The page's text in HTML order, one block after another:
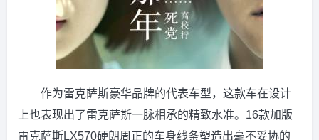
作为雷克萨斯豪华品牌的代表车型，这款车在设计
上也表现出了雷克萨斯一脉相承的精致水准。16款加版
雷克萨斯LX570硬朗周正的车身线条塑造出毫不妥协的